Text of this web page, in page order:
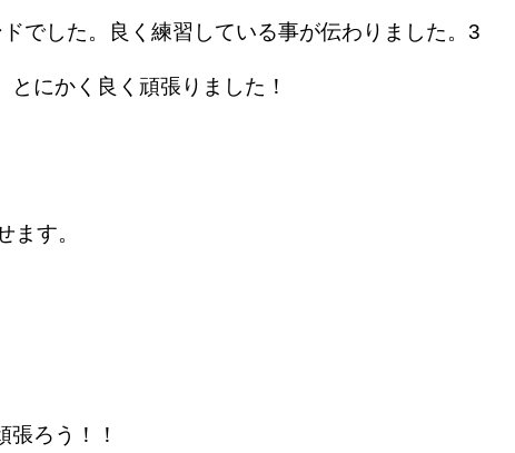
でした。良く練習している事が伝わりました。3
にかく良く頑張りました！
す。
ろう！！